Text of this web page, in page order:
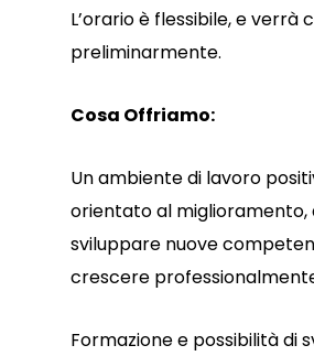
L’orario è flessibile, e verrà
preliminarmente.
Cosa Offriamo:
Un ambiente di lavoro
orientato al miglioramento,
sviluppare nuove
crescere
Formazione e possibilità di